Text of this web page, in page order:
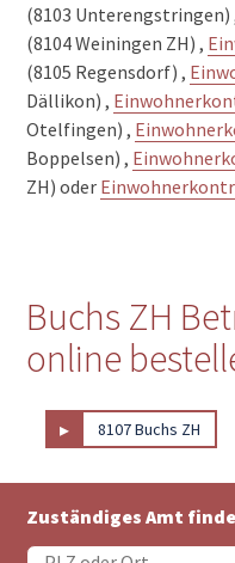
(8103 Unterengstringen)
(8104 Weiningen ZH) ,
(8105 Regensdorf) ,
Dällikon) ,
Otelfingen) ,
Boppelsen) ,
ZH) oder
Buchs ZH
online
▸ 8107 Buchs ZH
Zuständiges Amt